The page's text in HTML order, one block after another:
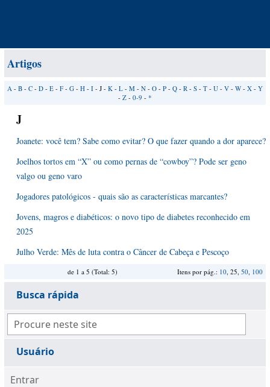
Artigos
A - B - C - D - E - F - G - H - I - J - K - L - M - N - O - P - Q - R - S - T - U - V - W - X - Y
- Z - 0-9 - *
J
Joanete: você tem? Sabe como evitar? O que fazer quando a dor aparece?
Joelhos tortos em “X” ou como pernas de “cowboy”? Pode ser geno
valgo ou geno varo
Jogadores patológicos - quais são as características marcantes?
Jovens, magros e diabéticos: o novo tipo de diabetes reconhecido em
2025
Julho Verde: Mês de luta contra o Câncer de Cabeça e Pescoço
Itens por pág.: 10, 25, 50, 100
de 1 a 5 (Total: 5)
Busca rápida
Usuário
Entrar